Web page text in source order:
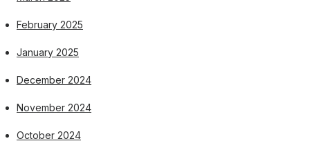
February 2025
January 2025
December 2024
November 2024
October 2024